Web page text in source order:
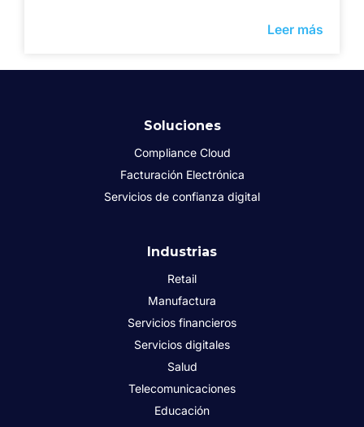
Leer más
Soluciones
Compliance Cloud
Facturación Electrónica
Servicios de confianza digital
Industrias
Retail
Manufactura
Servicios financieros
Servicios digitales
Salud
Telecomunicaciones
Educación